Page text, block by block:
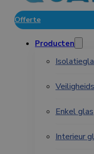
Offerte
Producten
Enkel glas
Interieur